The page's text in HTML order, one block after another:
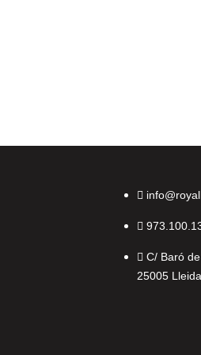
C/ Baró
25005